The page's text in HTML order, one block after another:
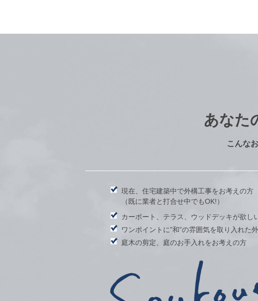
あなた
こんな
現在、住宅建築中で外構工事をお考えの方
（既に業者と打合せ中でもOK!）
カーポート、テラス、ウッドデッキが欲し
ワンポイントに”和”の雰囲気を取り入れた
庭木の剪定、庭のお手入れをお考えの方